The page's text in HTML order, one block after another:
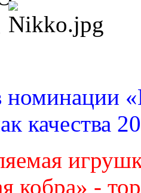
номинации
качества
кобра» -